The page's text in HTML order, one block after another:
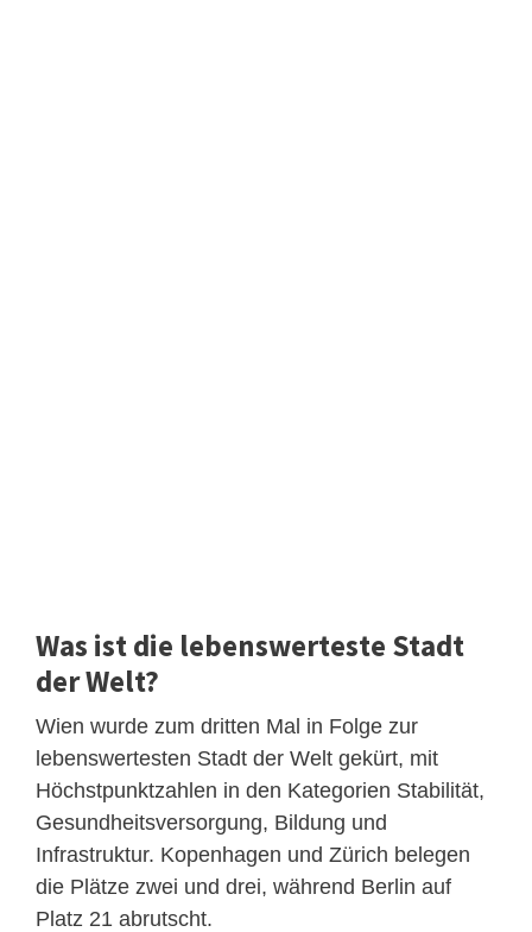
Was ist die lebenswerteste Stadt
der Welt?
Wien wurde zum dritten Mal in Folge zur
lebenswertesten Stadt der Welt gekürt, mit
Höchstpunktzahlen in den Kategorien Stabilität,
Gesundheitsversorgung, Bildung und
Infrastruktur. Kopenhagen und Zürich belegen
die Plätze zwei und drei, während Berlin auf
Platz 21 abrutscht.